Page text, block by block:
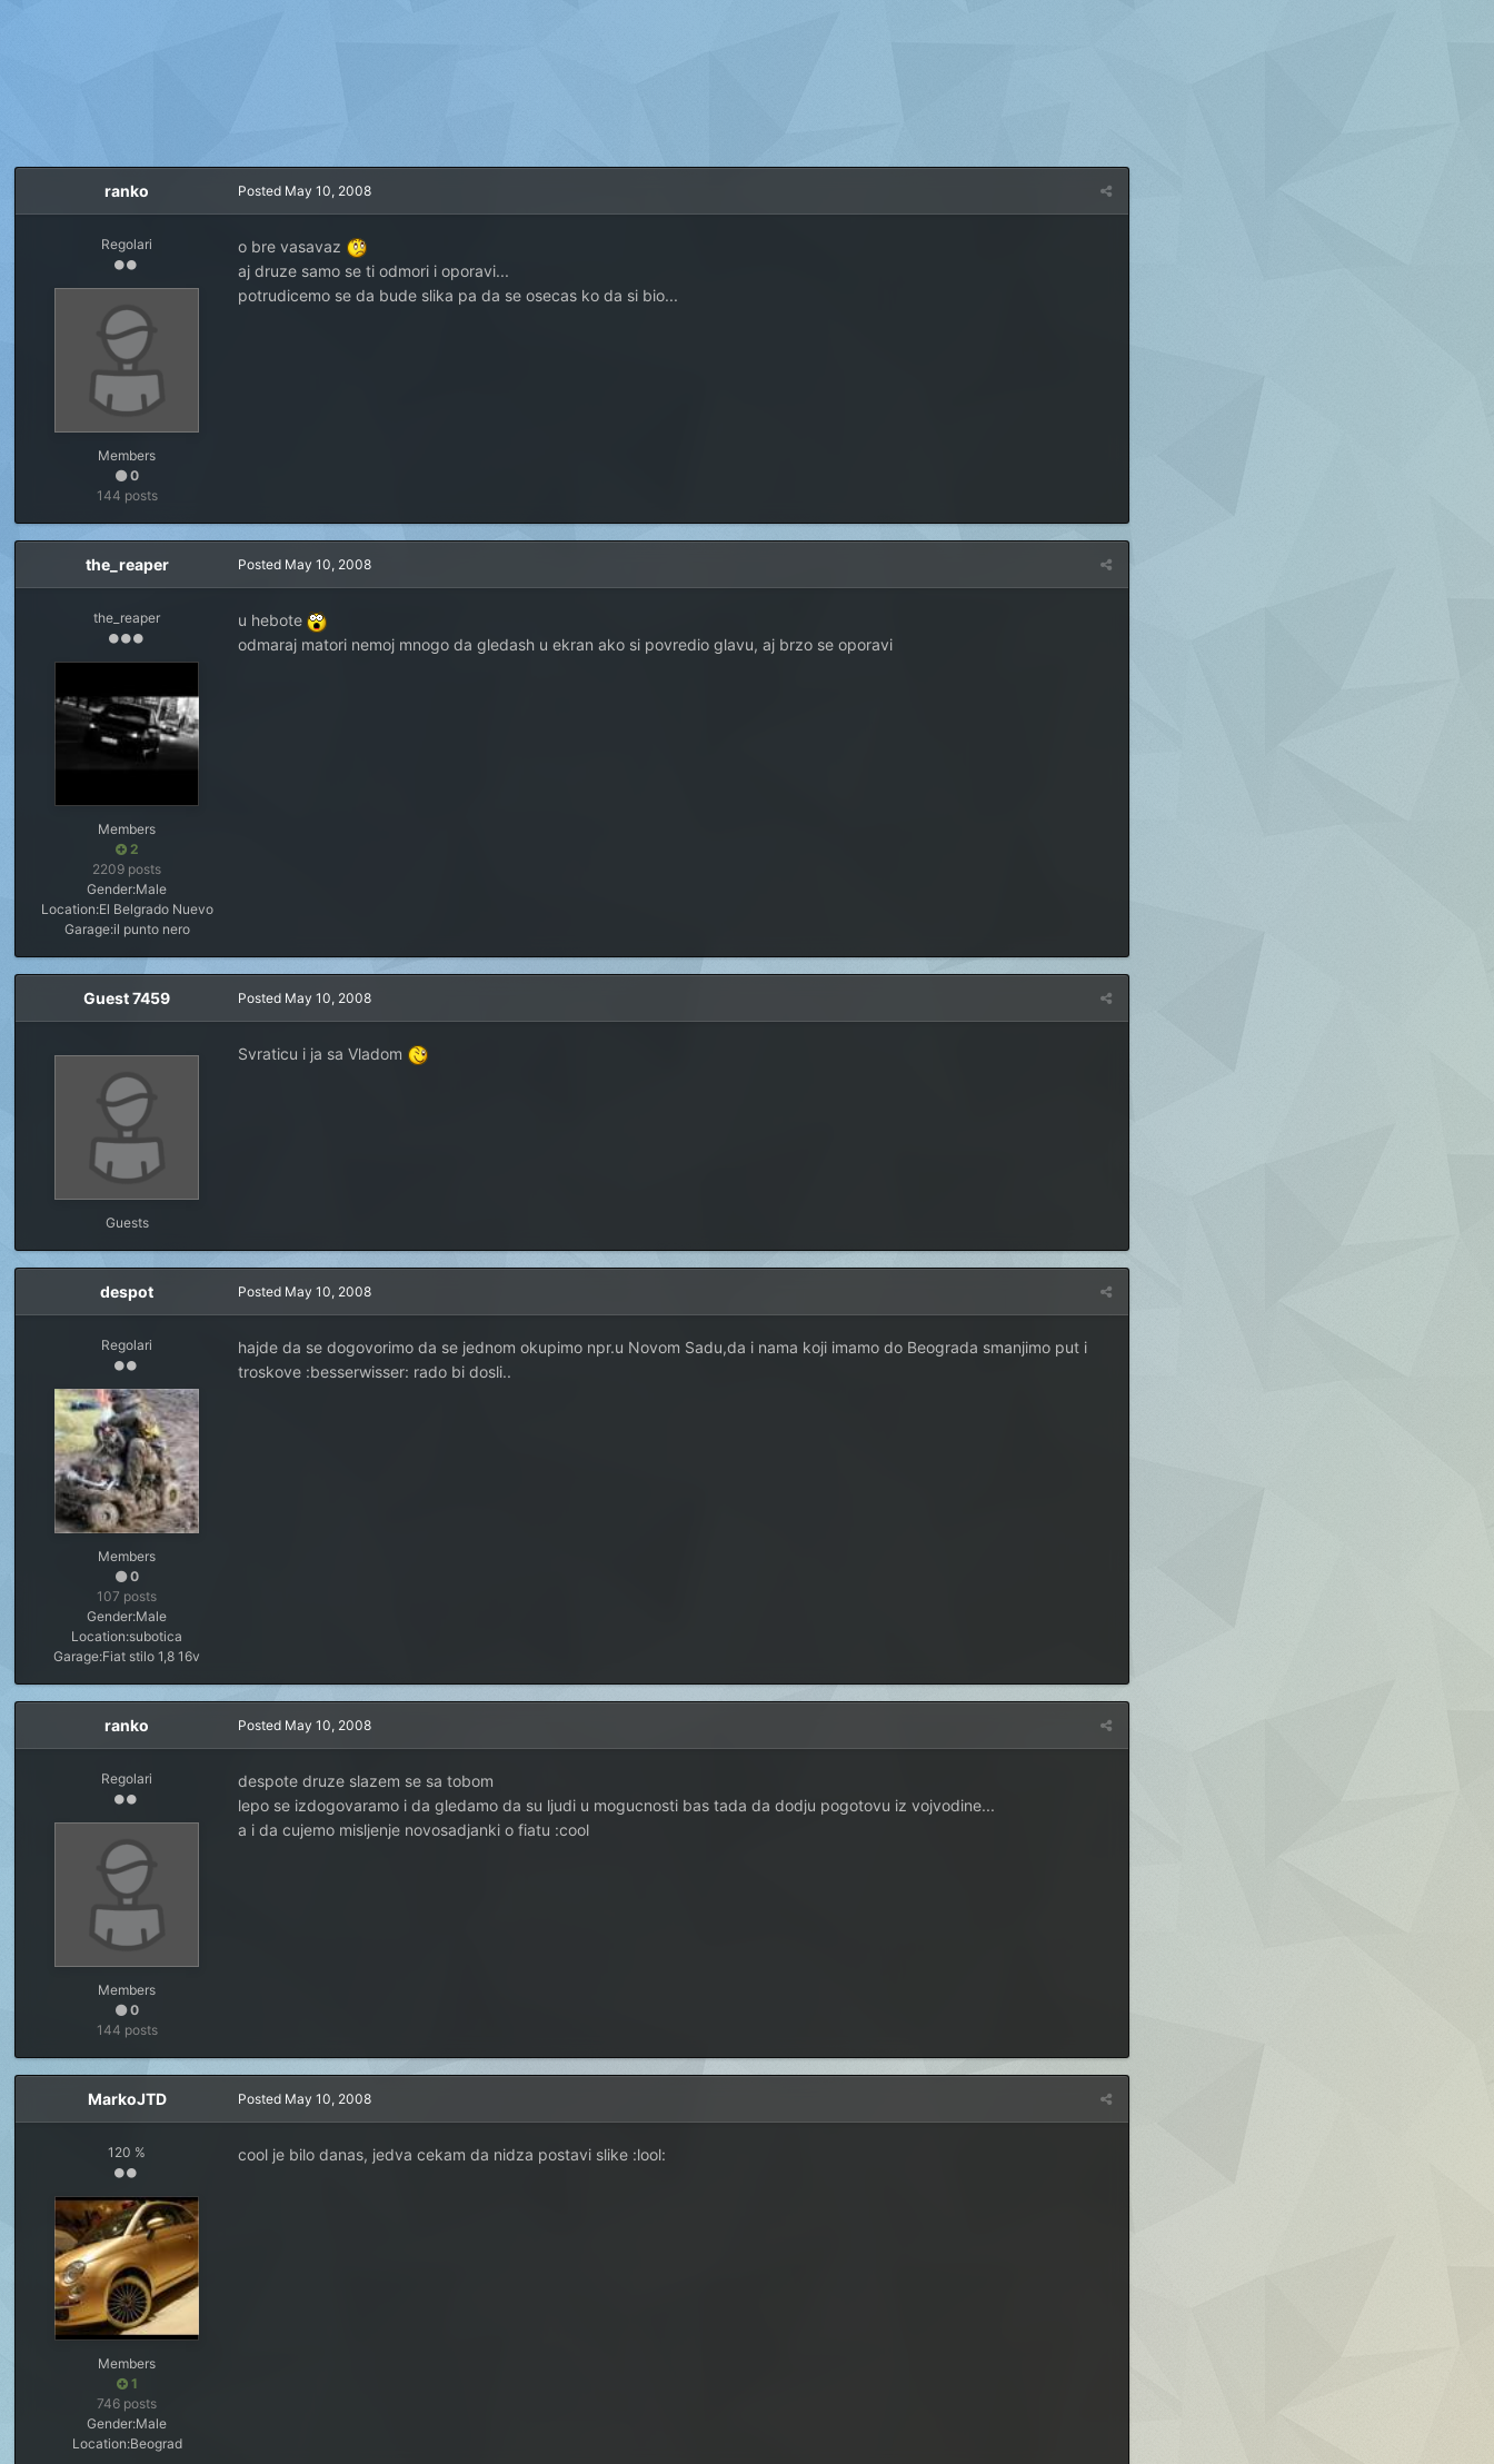
ranko
Regolari
Members
0
144 posts
Posted May 10, 2008
o bre vasavaz
aj druze samo se ti odmori i oporavi...
potrudicemo se da bude slika pa da se osecas ko da si bio...
the_reaper
the_reaper
Members
2
2209 posts
Gender:Male
Location:El Belgrado Nuevo
Garage:il punto nero
Posted May 10, 2008
u hebote
odmaraj matori nemoj mnogo da gledash u ekran ako si povredio glavu, aj brzo se oporavi
Guest 7459
Guests
Posted May 10, 2008
Svraticu i ja sa Vladom
despot
Regolari
Members
0
107 posts
Gender:Male
Location:subotica
Garage:Fiat stilo 1,8 16v
Posted May 10, 2008
hajde da se dogovorimo da se jednom okupimo npr.u Novom Sadu,da i nama koji imamo do Beograda smanjimo put i
troskove :besserwisser: rado bi dosli..
ranko
Regolari
Members
0
144 posts
Posted May 10, 2008
despote druze slazem se sa tobom
lepo se izdogovaramo i da gledamo da su ljudi u mogucnosti bas tada da dodju pogotovu iz vojvodine...
a i da cujemo misljenje novosadjanki o fiatu :cool
MarkoJTD
120 %
Members
1
746 posts
Gender:Male
Location:Beograd
Posted May 10, 2008
cool je bilo danas, jedva cekam da nidza postavi slike :lool: